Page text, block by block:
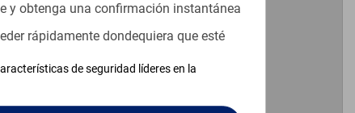
y obtenga una confirmación instantánea
rápidamente dondequiera que esté
de seguridad líderes en la